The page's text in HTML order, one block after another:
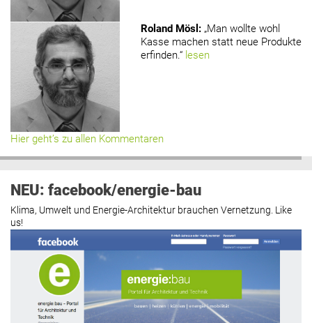
Roland Mösl : „Man wollte wohl
Kasse machen statt neue Produkte
erfinden.“ lesen
Hier geht’s zu allen Kommentaren
NEU: facebook/energie-bau
Klima, Umwelt und Energie-Architektur brauchen Vernetzung. Like
us!